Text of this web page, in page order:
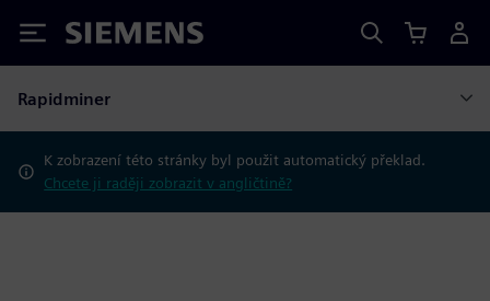
Siemens
Rapidminer
K zobrazení této stránky byl použit automatický překlad.
Chcete ji raději zobrazit v angličtině?